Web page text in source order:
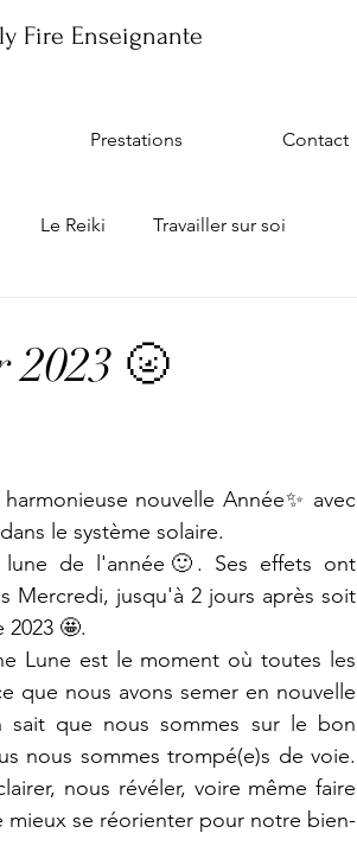
Fire Enseignante
Prestations Contact
Le Reiki Travailler sur soi
2023 🌝
le système solaire.
Mercredi, jusqu'à 2 jours après soit
🤩.
que nous avons semer en nouvelle
sait que nous sommes sur le bon
nous sommes trompé(e)s de voie.
nous révéler, voire même faire
se réorienter pour notre bien-